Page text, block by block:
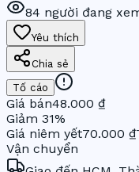
84 người đang
Yêu thích
Chia sẻ
Tố cáo
Giá bán48.000 ₫
Giảm 31%
Giá niêm yết70.000 ₫
Vận chuyển